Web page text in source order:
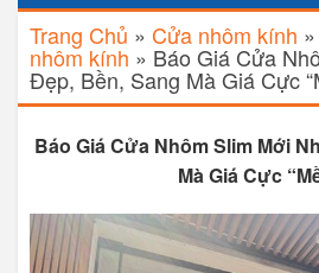
Trang Chủ » Cửa nhôm kính »
nhôm kính » Báo Giá Cửa
Đẹp, Bền, Sang Mà Giá Cực
Báo Giá Cửa Nhôm Slim Mới
Mà Giá Cực